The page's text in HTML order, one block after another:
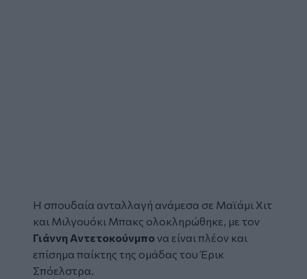
Η σπουδαία ανταλλαγή ανάμεσα σε Μαϊάμι Χιτ
και Μιλγουόκι Μπακς ολοκληρώθηκε, με τον
Γιάννη Αντετοκούνμπονα είναι πλέον και
επίσημα παίκτης της ομάδας του Έρικ
Σπόελστρα.